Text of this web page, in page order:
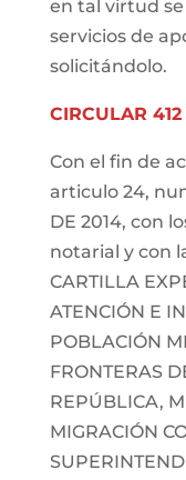
en tal virtud
servicios de
solicitándolo.
CIRCULAR
Con el fin de
articulo 24,
DE 2014, con
notarial y con
CARTILLA
ATENCIÓN E
POBLACIÓN
FRONTERAS
REPÚBLICA,
MIGRACIÓN